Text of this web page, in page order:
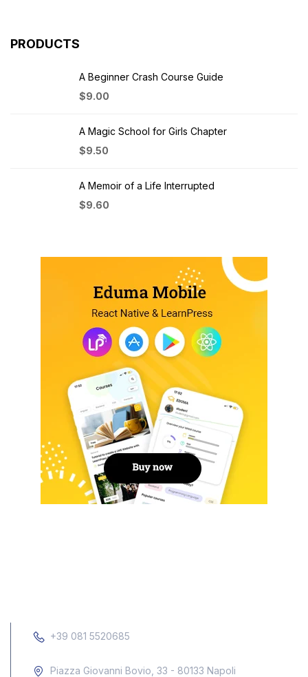
PRODUCTS
A Beginner Crash Course Guide
$9.00
A Magic School for Girls Chapter
$9.50
A Memoir of a Life Interrupted
$9.60
+39 081 5520685
Piazza Giovanni Bovio, 33 - 80133 Napoli